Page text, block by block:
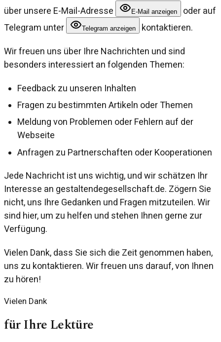
über unsere E-Mail-Adresse
E-Mail anzeigen
oder auf
Telegram unter
Telegram anzeigen kontaktieren.
Wir freuen uns über Ihre Nachrichten und sind
besonders interessiert an folgenden Themen:
Feedback zu unseren Inhalten
Fragen zu bestimmten Artikeln oder Themen
Meldung von Problemen oder Fehlern auf der
Webseite
Anfragen zu Partnerschaften oder Kooperationen
Jede Nachricht ist uns wichtig, und wir schätzen Ihr
Interesse an gestaltendegesellschaft.de. Zögern Sie
nicht, uns Ihre Gedanken und Fragen mitzuteilen. Wir
sind hier, um zu helfen und stehen Ihnen gerne zur
Verfügung.
Vielen Dank, dass Sie sich die Zeit genommen haben,
uns zu kontaktieren. Wir freuen uns darauf, von Ihnen
zu hören!
Vielen Dank
für Ihre Lektüre